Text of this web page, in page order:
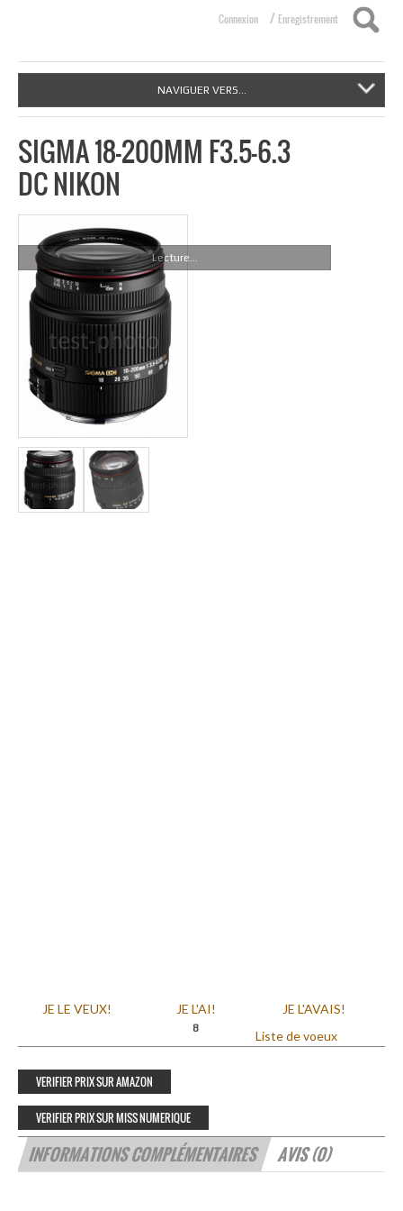
Connexion / Enregistrement
NAVIGUER VERS...
SIGMA 18-200MM F3.5-6.3
DC NIKON
Lecture...
JE LE VEUX! JE L'AI!
8
JE L'AVAIS!
Liste de voeux
VERIFIER PRIX SUR AMAZON
VERIFIER PRIX SUR MISS NUMERIQUE
INFORMATIONS COMPLÉMENTAIRES AVIS (0)